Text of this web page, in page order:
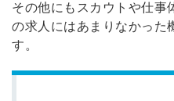
その他にもスカウトや仕事
の求人にはあまりなかった
す。